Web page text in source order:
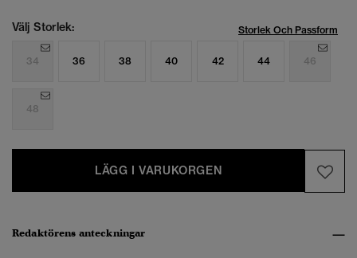
Välj Storlek: Storlek Och Passform
34 36 38 40 42 44 46
48
LÄGG I VARUKORGEN
Redaktörens anteckningar